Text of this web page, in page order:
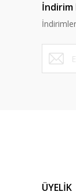
İndirim
ÜYELİK